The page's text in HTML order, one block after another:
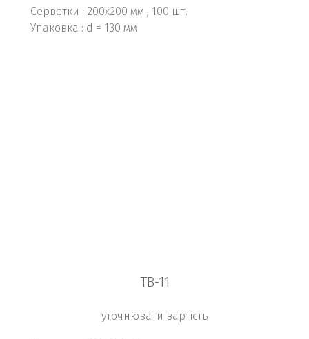
Серветки : 200х200 мм , 100 шт.
Упаковка : d = 130 мм
TB-11
уточнювати вартість